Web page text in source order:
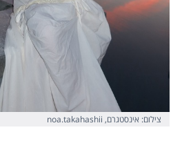
צילום: אינסטגרם, noa.takahashii